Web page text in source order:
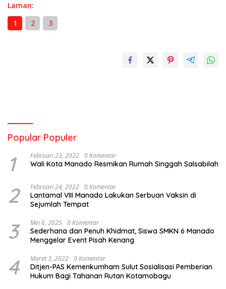
Laman:
1
2 3
Popular Populer
1 Februari 23, 2022 0 Komentar
Wali Kota Manado Resmikan Rumah Singgah Salsabilah
2 Februari 24, 2022 0 Komentar
Lantamal VIII Manado Lakukan Serbuan Vaksin di
Sejumlah Tempat
3 Mei 6, 2025 0 Komentar
Sederhana dan Penuh Khidmat, Siswa SMKN 6 Manado
Menggelar Event Pisah Kenang
4 Maret 3, 2022 0 Komentar
Ditjen-PAS Kemenkumham Sulut Sosialisasi Pemberian
Hukum Bagi Tahanan Rutan Kotamobagu